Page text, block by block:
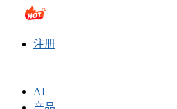
sales@e-iceblue.com
注册
AI